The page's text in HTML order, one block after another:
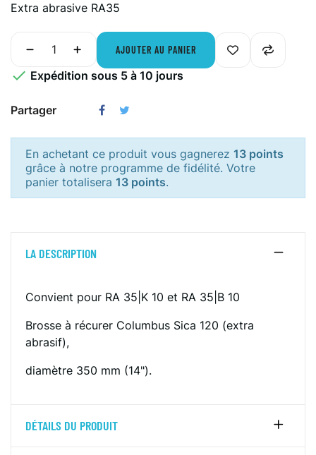
Extra abrasive RA35
AJOUTER AU PANIER
 Expédition sous 5 à 10 jours
Partager
En achetant ce produit vous gagnerez 13 points
grâce à notre programme de fidélité. Votre
panier totalisera 13 points.
LA DESCRIPTION
Convient pour RA 35|K 10 et RA 35|B 10
Brosse à récurer Columbus Sica 120 (extra
abrasif),
diamètre 350 mm (14").
DÉTAILS DU PRODUIT